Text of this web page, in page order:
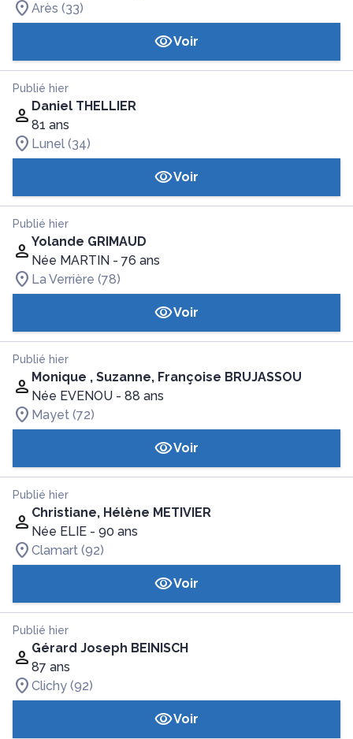
Arès (33)
Voir
Publié hier
Daniel THELLIER
81 ans
Lunel (34)
Voir
Publié hier
Yolande GRIMAUD
Née MARTIN - 76 ans
La Verrière (78)
Voir
Publié hier
Monique , Suzanne, Françoise BRUJASSOU
Née EVENOU - 88 ans
Mayet (72)
Voir
Publié hier
Christiane, Hélène METIVIER
Née ELIE - 90 ans
Clamart (92)
Voir
Publié hier
Gérard Joseph BEINISCH
87 ans
Clichy (92)
Voir